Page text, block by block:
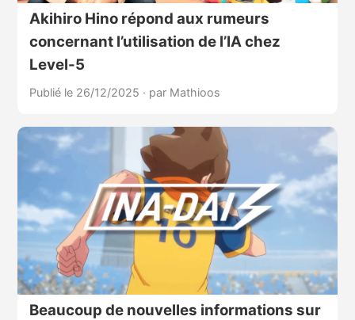
Akihiro Hino répond aux rumeurs
concernant l’utilisation de l’IA chez
Level-5
Publié le 26/12/2025 · par Mathioos
Beaucoup de nouvelles informations sur